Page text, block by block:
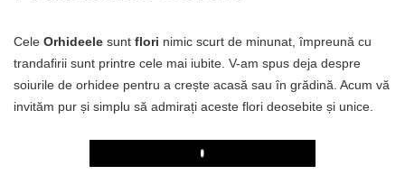
Cele Orhideele sunt flori nimic scurt de minunat, împreună cu
trandafirii sunt printre cele mai iubite. V-am spus deja despre
soiurile de orhidee pentru a crește acasă sau în grădină. Acum vă
invităm pur și simplu să admirați aceste flori deosebite și unice.
Play